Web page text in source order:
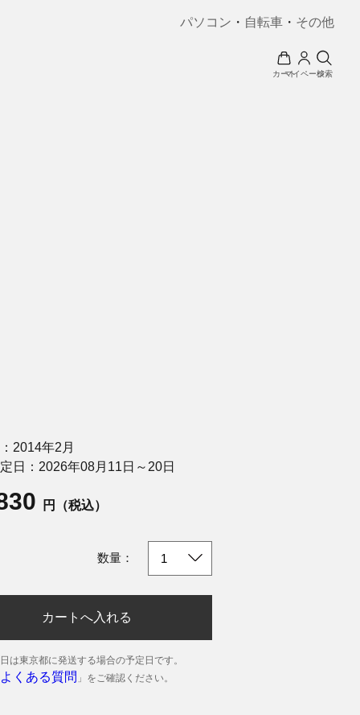
パソコン ・ 自転車 ・ その他
カートマイページ検索
2014年2月
日：2026年08月11日～20日
円（税込）
数量：
カートへ入れる
は東京都に発送する場合の予定日です。
よくある質問 」をご確認ください。